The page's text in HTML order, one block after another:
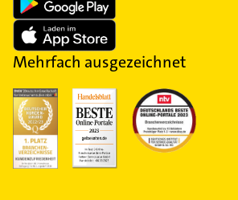
Mehrfach ausgezeichnet